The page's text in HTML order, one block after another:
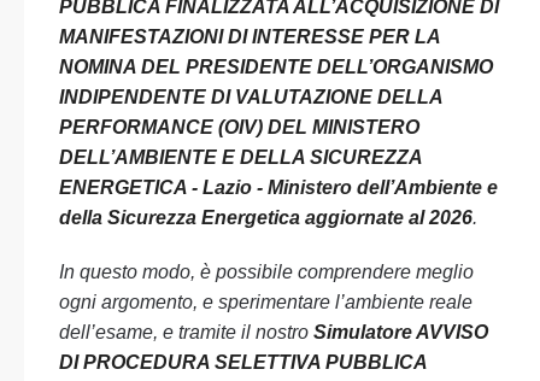
PUBBLICA FINALIZZATA ALL’ACQUISIZIONE DI
MANIFESTAZIONI DI INTERESSE PER LA
NOMINA DEL PRESIDENTE DELL’ORGANISMO
INDIPENDENTE DI VALUTAZIONE DELLA
PERFORMANCE (OIV) DEL MINISTERO
DELL’AMBIENTE E DELLA SICUREZZA
ENERGETICA - Lazio - Ministero dell’Ambiente e
della Sicurezza Energetica aggiornate al 2026.
In questo modo, è possibile comprendere meglio
ogni argomento, e sperimentare l’ambiente reale
dell’esame, e tramite il nostro Simulatore AVVISO
DI PROCEDURA SELETTIVA PUBBLICA